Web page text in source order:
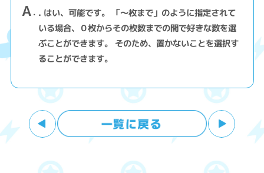
A . はい、可能です。 「～枚まで」のように指定されて
いる場合、０枚からその枚数までの間で好きな数を選
ぶことができます。 そのため、置かないことを選択す
ることができます。